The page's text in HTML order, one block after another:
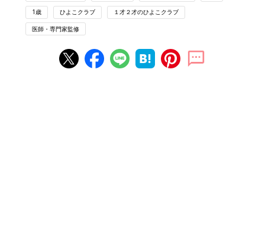
1歳 ひよこクラブ １才２才のひよこクラブ
医師・専門家監修